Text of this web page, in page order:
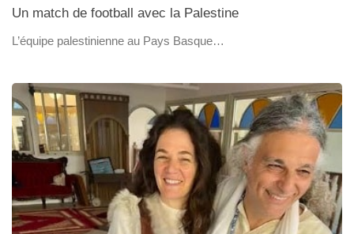
Un match de football avec la Palestine
L’équipe palestinienne au Pays Basque…